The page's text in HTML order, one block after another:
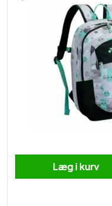
Læg i kurv